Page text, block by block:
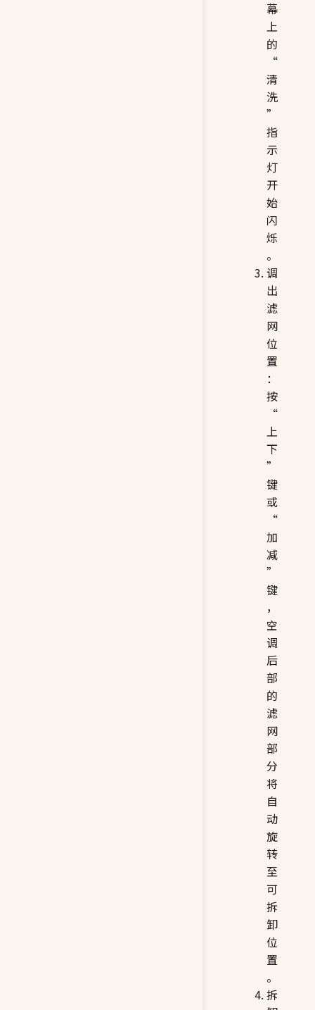
幕
上
的
“
清
洗
”
指
示
灯
开
始
闪
烁
。
调
出
滤
网
位
置
：
按
“
上
下
”
键
或
“
加
减
”
键
，
空
调
后
部
的
滤
网
部
分
将
自
动
旋
转
至
可
拆
卸
位
置
。
拆